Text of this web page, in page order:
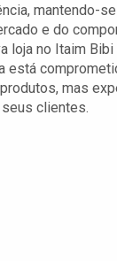
mantendo-
e do
loja no Itaim
está
mas
clientes.